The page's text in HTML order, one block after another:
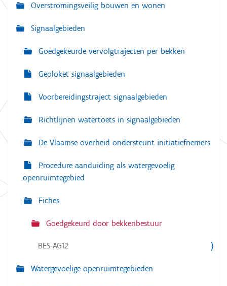
t
Overstromingsveilig bouwen en wonen
Signaalgebieden
Goedgekeurde vervolgtrajecten per bekken
Geoloket signaalgebieden
Voorbereidingstraject signaalgebieden
Richtlijnen watertoets in signaalgebieden
De Vlaamse overheid ondersteunt initiatiefnemers
Procedure aanduiding als watergevoelig
openruimtegebied
Fiches
Goedgekeurd door bekkenbestuur
BES-AG12
Watergevoelige openruimtegebieden